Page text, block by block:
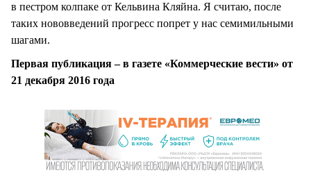
в пестром колпаке от Кельвина Кляйна. Я считаю, после
таких нововведений прогресс попрет у нас семимильными
шагами.
Первая публикация – в газете «Коммерческие вести» от
21 декабря 2016 года